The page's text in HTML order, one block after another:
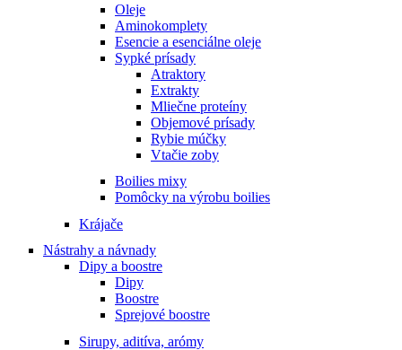
Oleje
Aminokomplety
Esencie a esenciálne oleje
Sypké prísady
Atraktory
Extrakty
Mliečne proteíny
Objemové prísady
Rybie múčky
Vtačie zoby
Boilies mixy
Pomôcky na výrobu boilies
Krájače
Nástrahy a návnady
Dipy a boostre
Dipy
Boostre
Sprejové boostre
Sirupy, aditíva, arómy